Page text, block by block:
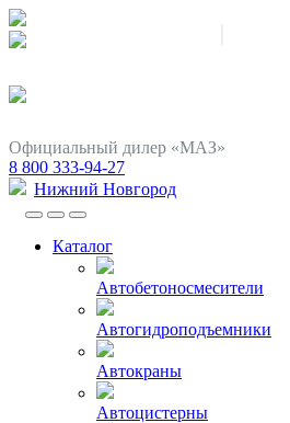
Официальный дилер «МАЗ»
8 800 333-94-27
Нижний Новгород
Каталог
Автобетоносмесители
Автогидроподъемники
Автокраны
Автоцистерны